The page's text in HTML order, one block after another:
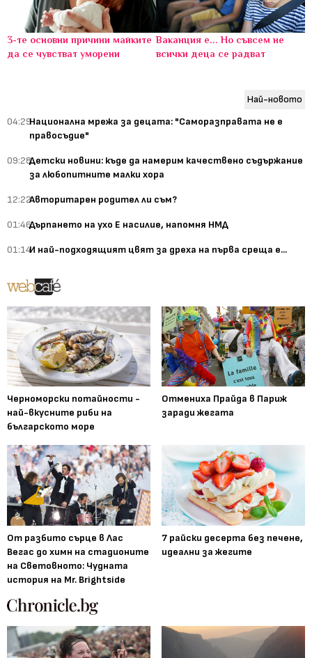
3-те основни причини майките
да се чувстват уморени
Ваканция е... Но съвсем не
всички деца се радват
Най-новото
04:29Национална мрежа за децата: "Саморазправата не е
правосъдие"
09:28Детски новини: къде да намерим качествено съдържание
за любопитните малки хора
12:22Авторитарен родител ли съм?
01:46Дърпането на ухо Е насилие, напомня НМД
01:14И най-подходящият цвят за дреха на първа среща е...
Черноморски потайности -
най-вкусните риби на
българското море
Отмениха Прайда в Париж
заради жегата
От разбито сърце в Лас
Вегас до химн на стадионите
на Световното: Чудната
история на Mr. Brightside
7 райски десерта без печене,
идеални за жегите